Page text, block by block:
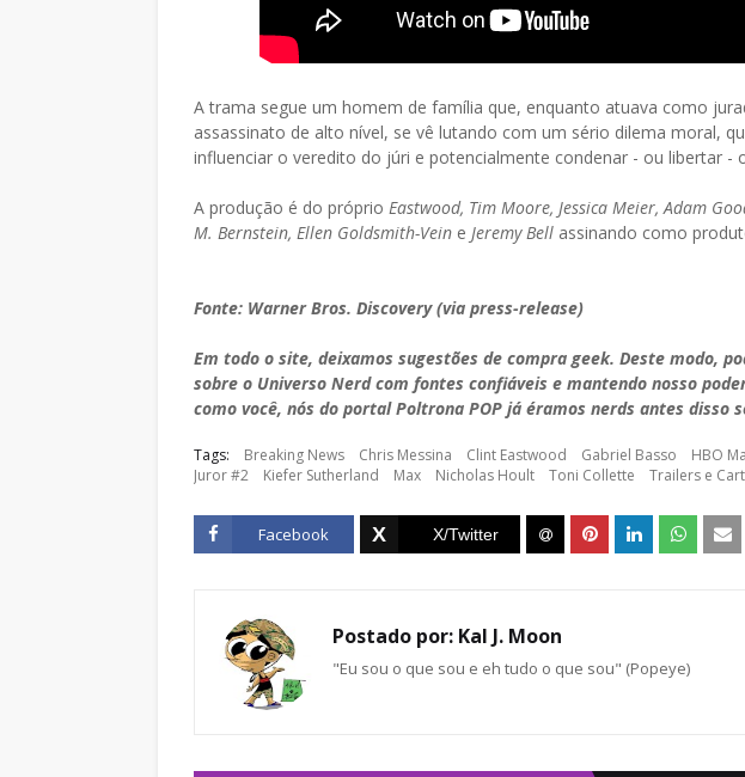
A trama segue um homem de família que, enquanto atuava como
assassinato de alto nível, se vê lutando com um sério dilema moral,
influenciar o veredito do júri e potencialmente condenar - ou libertar -
A produção é do próprio Eastwood, Tim Moore, Jessica Meier, Adam
M. Bernstein, Ellen Goldsmith-Vein e Jeremy Bell assinando como
Fonte: Warner Bros. Discovery (via press-release)
Em todo o site, deixamos sugestões de compra geek. Deste modo,
sobre o Universo Nerd com fontes confiáveis e mantendo nosso
como você, nós do portal Poltrona POP já éramos nerds antes disso
Tags: Breaking News Chris Messina Clint Eastwood Gabriel Basso HBO
Juror #2
Kiefer Sutherland Max Nicholas Hoult Toni Collette Trailers e
Facebook
Postado por: Kal J. Moon
"Eu sou o que sou e eh tudo o que sou" (Popeye)